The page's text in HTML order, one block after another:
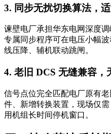
3. 同步无扰切换算法，
谏壁电厂承担华东电网深度
专属同步程序可在电压小幅
线压降、辅机联动跳闸。
4. 老旧 DCS 无缝兼容，
信号点位完全匹配电厂原有
件、新增转换装置，现场仅
用机组长时间停机窗口。